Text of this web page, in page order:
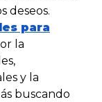
deseos.
para
la
y la
buscando